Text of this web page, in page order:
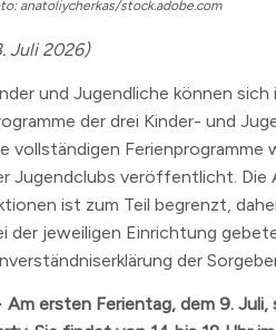
anatoliycherkas/stock.adobe.com
Juli 2026)
und Jugendliche können
der drei Kinder- und
vollständigen
Jugendclubs veröffentlicht. Die
ist zum Teil begrenzt,
der jeweiligen Einrichtung
der
Am ersten Ferientag, dem 9.